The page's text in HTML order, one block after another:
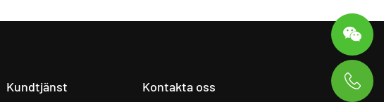
Kundtjänst Kontakta oss